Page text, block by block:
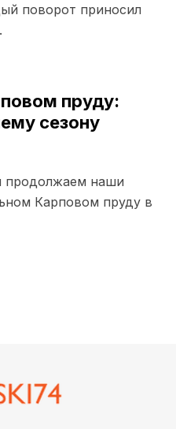
поворот приносил
пруду:
сезону
наши
Карповом пруду в